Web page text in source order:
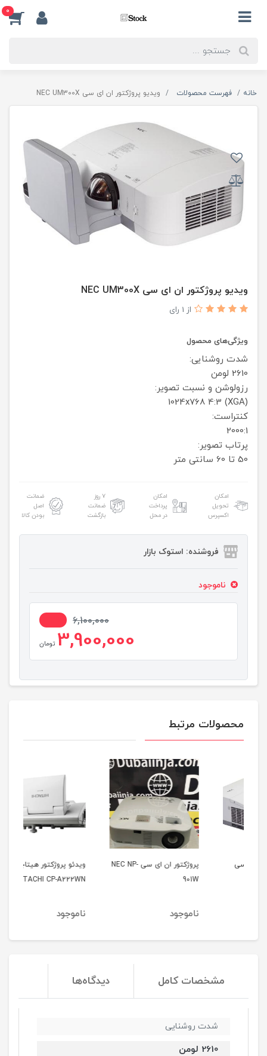
0
خانه فهرست محصولات ویدیو پروژکتور ان ای سی NEC UM300X
ویدیو پروژکتور ان ای سی NEC UM300X
از 1 رای
ویژگی‌های محصول
شدت روشنایی:
2610 لومن
رزولوشن و نسبت تصویر:
1024x768 4:3 (XGA)
کنتراست:
2000:1
پرتاب تصویر:
50 تا 60 سانتی متر
امکان
تحویل
اکسپرس
امکان
پرداخت
در محل
۷ روز
ضمانت
بازگشت
ضمانت
اصل
بودن کالا
فروشنده: استوک بازار
ناموجود
6,100,000
3,900,000 تومان
محصولات مرتبط
پروژکتور ان ای سی NEC NP-
ویدئو پروژکتور هیتاچی
HITACHI CP-A222WN
مشخصات کامل دیدگاه‌ها
شدت روشنایی
2610 لومن